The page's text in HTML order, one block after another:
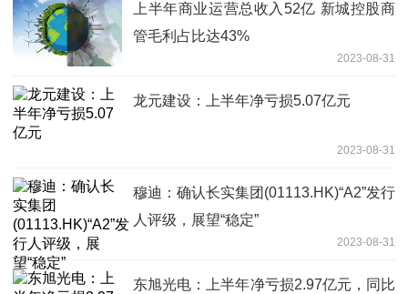
上半年商业运营总收入52亿 新城控股商
管毛利占比达43%
2023-08-31
龙元建设：上半年净亏损5.07亿元
2023-08-31
穆迪：确认长实集团(01113.HK)“A2”发行
人评级，展望“稳定”
2023-08-31
东旭光电：上半年净亏损2.97亿元，同比